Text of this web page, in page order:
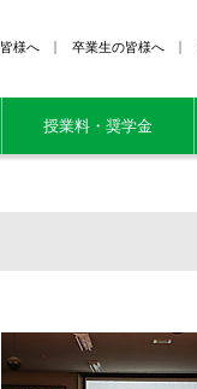
卒業生の皆様へ
様へ
授業料・奨学金